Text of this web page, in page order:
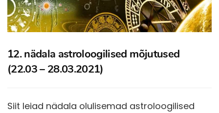
12. nädala astroloogilised mõjutused
(22.03 – 28.03.2021)
Siit leiad nädala olulisemad astroloogilised